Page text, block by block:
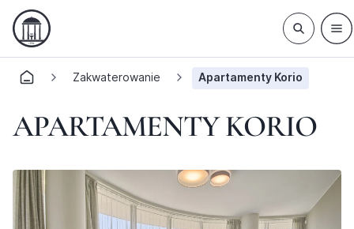
Zakwaterowanie Apartamenty Korio
APARTAMENTY KORIO